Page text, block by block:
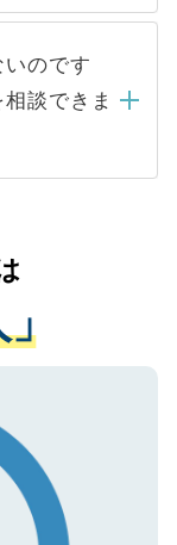
殺到する場
った人材の
ースが増え
。内定先へ
ナーが行い
りませんの
からの登録
人情報は、
転職活動の
お預かりし
本人の許可
ての厳密な
に付与され
済みです。
ください。
のです
談できま
状況や紹介
ドバイスを
転職をされ
が可能です